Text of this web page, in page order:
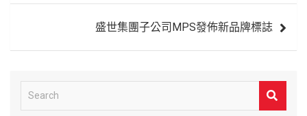
導
盛世集團子公司MPS發佈新品牌標誌
e